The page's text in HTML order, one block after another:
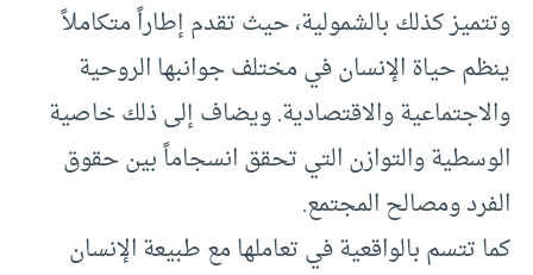
وتتميز كذلك بالشمولية، حيث تقدم إطاراً متكاملاً
ينظم حياة الإنسان في مختلف جوانبها الروحية
والاجتماعية والاقتصادية. ويضاف إلى ذلك خاصية
الوسطية والتوازن التي تحقق انسجاماً بين حقوق
الفرد ومصالح المجتمع.
كما تتسم بالواقعية في تعاملها مع طبيعة الإنسان